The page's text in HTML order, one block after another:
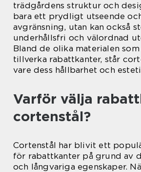
trädgårdens struktur och
bara ett prydligt utseende
avgränsning, utan kan också
underhållsfri och välordnad
Bland de olika materialen
tillverka rabattkanter, står
vare dess hållbarhet och
Varför välja
cortenstål?
Cortenstål har blivit ett
för rabattkanter på grund av
och långvariga egenskaper.